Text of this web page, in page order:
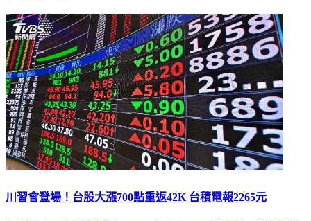
川習會登場！台股大漲700點重返42K 台積電報2265元